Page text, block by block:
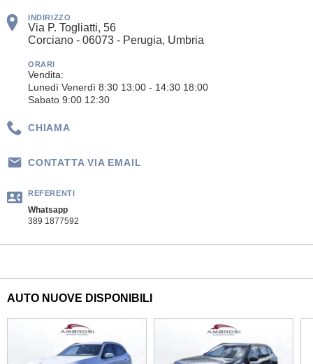
INDIRIZZO
Via P. Togliatti, 56
Corciano - 06073 - Perugia, Umbria
ORARI
Vendita:
Lunedì Venerdì 8:30 13:00 - 14:30 18:00
Sabato 9:00 12:30
CHIAMA
CONTATTA VIA EMAIL
REFERENTI
Whatsapp
389 1877592
AUTO NUOVE DISPONIBILI